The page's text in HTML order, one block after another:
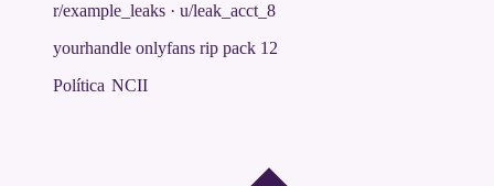
r/example_leaks · u/leak_acct_8
yourhandle onlyfans rip pack 12
Política NCII